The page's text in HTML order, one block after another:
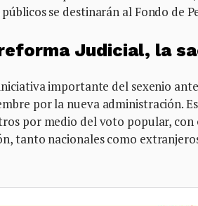
se destinarán al Fondo de
Judicial, la
importante del sexenio
por la nueva administración.
por medio del voto popular,
tanto nacionales como